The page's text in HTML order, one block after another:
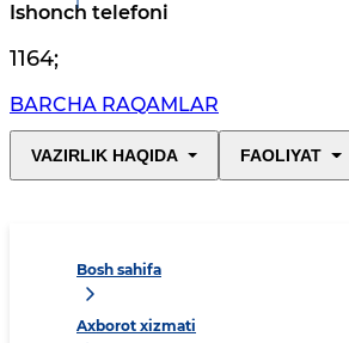
Ishonch telefoni
1164;
BARCHA RAQAMLAR
VAZIRLIK HAQIDA FAOLIYAT
Bosh sahifa
Axborot xizmati